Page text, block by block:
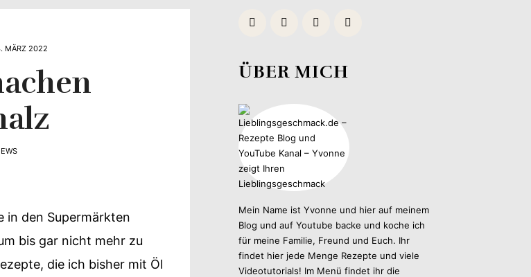
MÄRZ 2022
in den Supermärkten
bis gar nicht mehr zu
die ich bisher mit Öl
ÜBER MICH
Mein Name ist Yvonne und hier auf meinem
Blog und auf Youtube backe und koche ich
für meine Familie, Freund und Euch. Ihr
findet hier jede Menge Rezepte und viele
Videotutorials! Im Menü findet ihr die